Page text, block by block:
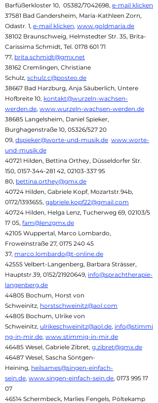
Barfüßerkloster 10, 05382/7042698, e-mail klicken
37581 Bad Gandersheim, Maria-Kathleen Zorn,
Odastr. 1, e-mail klicken, www.goldmaria.de
38102 Braunschweig, Helmstedter Str. 35, Brita-
Carissima Schmidt, Tel. 0178 601 71
77, brita.schmidt@gmx.net
38162 Cremlingen, Christiane
Schulz, schulz.c@posteo.de
38667 Bad Harzburg, Anja Säuberlich, Untere
Hofbreite 10, kontakt@wurzeln-wachsen-
werden.de, www.wurzeln-wachsen-werden.de
38685 Langelsheim, Daniel Spieker,
Burghagenstraße 10, 05326/527 20
09, dspieker@worte-und-musik.de www.worte-
und-musik.de
40721 Hilden, Bettina Orthey, Düsseldorfer Str.
150, 0157-344-281 42, 02103-337 95
80, bettina.orthey@gmx.de
40724 Hilden, Gabriele Kopf, Mozartstr.94b,
0172/1393655, gabriele.kopf22@gmail.com
40724 Hilden, Helga Lenz, Tucherweg 69, 02103/5
17 05, fam@lenzgmx.de
42105 Wuppertal, Marco Lombardo,
Froweinstraße 27, 0175 240 45
37, marco.lombardo@t-online.de
42555 Velbert-Langenberg, Barbara Strässer,
Hauptstr.39, 0152/21920649, info@sprachtherapie-
langenberg.de
44805 Bochum, Horst von
Schweinitz, horstschweinitz@aol.com
44805 Bochum, Ulrike von
Schweinitz, ulrikeschweinitz@aol.de, info@stimmi
ng-in-mir.de, www.stimmig-in-mir.de
46485 Wesel, Gabriele Zibret, g.zibret@gmx.de
46487 Wesel, Sascha Söntgen-
Heining, heilsames@singen-einfach-
sein.de, www.singen-einfach-sein.de, 0173 995 17
07
46514 Schermbeck, Marlies Fengels, Pöltekamp